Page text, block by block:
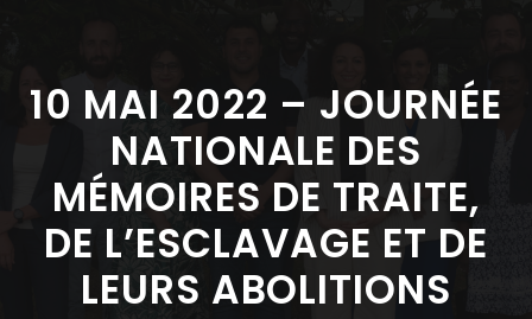
10 MAI 2022 – JOURNÉE
NATIONALE DES
MÉMOIRES DE TRAITE,
DE L’ESCLAVAGE ET DE
LEURS ABOLITIONS